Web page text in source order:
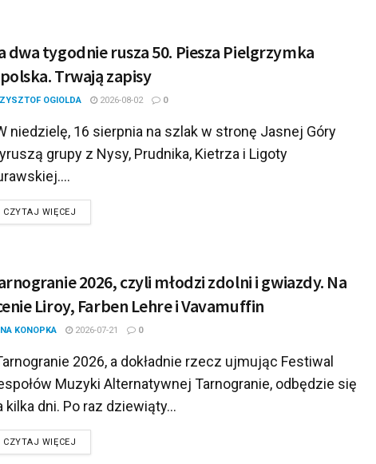
dwa tygodnie rusza 50. Piesza Pielgrzymka
Trwają zapisy
OGIOLDA 2026-08-02 0
niedzielę, 16 sierpnia na szlak w stronę Jasnej Góry
grupy z Nysy, Prudnika, Kietrza i Ligoty
CZYTAJ WIĘCEJ
2026, czyli młodzi zdolni i gwiazdy. Na
Liroy, Farben Lehre i Vavamuffin
KONOPKA 2026-07-21 0
2026, a dokładnie rzecz ujmując Festiwal
Muzyki Alternatywnej Tarnogranie, odbędzie się
kilka dni. Po raz dziewiąty...
CZYTAJ WIĘCEJ